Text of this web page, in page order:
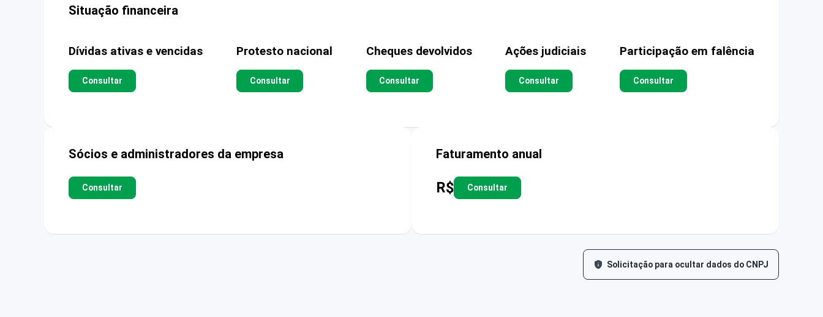
Situação financeira
Dívidas ativas e vencidas
Consultar
Protesto nacional
Consultar
Cheques devolvidos
Consultar
Ações judiciais
Consultar
Participação em falência
Consultar
Sócios e administradores da empresa
Consultar
Faturamento anual
R$ Consultar
Solicitação para ocultar dados do CNPJ